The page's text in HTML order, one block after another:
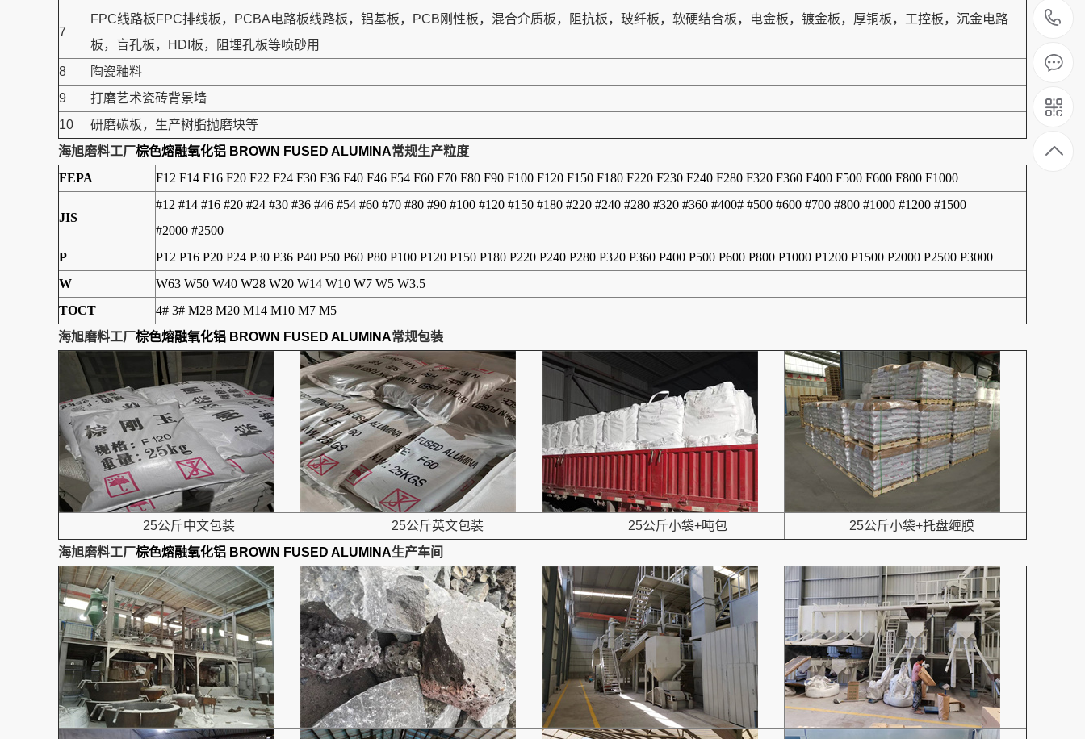
7
FPC线路板FPC排线板，PCBA电路板线路板，铝基板，PCB刚性板，混合介质板，阻抗板，玻纤板，软硬结合板，电金板，镀金板，厚铜板，工控板，沉金电路
板，盲孔板，HDI板，阻埋孔板等喷砂用
8
陶瓷釉料
9
打磨艺术瓷砖背景墙
10
研磨碳板，生产树脂抛磨块等
海旭磨料工厂棕色熔融氧化铝 BROWN FUSED ALUMINA常规生产粒度
FEPA
F12 F14 F16 F20 F22 F24 F30 F36 F40 F46 F54 F60 F70 F80 F90 F100 F120 F150 F180 F220 F230 F240 F280 F320 F360 F400 F500 F600 F800 F1000
JIS
#12 #14 #16 #20 #24 #30 #36 #46 #54 #60 #70 #80 #90 #100 #120 #150 #180 #220 #240 #280 #320 #360 #400# #500 #600 #700 #800 #1000 #1200 #1500
#2000 #2500
P
P12 P16 P20 P24 P30 P36 P40 P50 P60 P80 P100 P120 P150 P180 P220 P240 P280 P320 P360 P400 P500 P600 P800 P1000 P1200 P1500 P2000 P2500 P3000
W
W63 W50 W40 W28 W20 W14 W10 W7 W5 W3.5
TOCT
4# 3# M28 M20 M14 M10 M7 M5
海旭磨料工厂棕色熔融氧化铝 BROWN FUSED ALUMINA常规包装
25公斤中文包装 25公斤英文包装 25公斤小袋+吨包
25公斤小袋+托盘缠膜
海旭磨料工厂棕色熔融氧化铝 BROWN FUSED ALUMINA生产车间